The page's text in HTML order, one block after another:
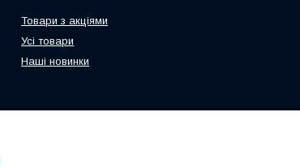
Товари з акціями
Усі товари
Наші новинки